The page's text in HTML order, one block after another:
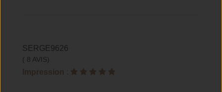
SERGE9626
( 8 AVIS)
Impression :